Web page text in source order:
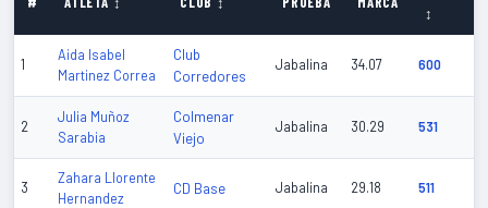
↕
1
Aida Isabel
Martinez Correa
Club
Corredores
Jabalina 34.07 600
2
Julia Muñoz
Sarabia
Colmenar
Viejo
Jabalina 30.29 531
3
Zahara Llorente
Hernandez
CD Base Jabalina 29.18 511